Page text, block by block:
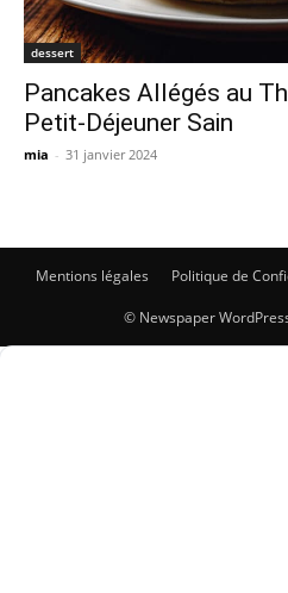
dessert
Pancakes Allégés au
Petit-Déjeuner Sain
mia - 31 janvier 2024
Mentions légales Politique de
© Newspaper